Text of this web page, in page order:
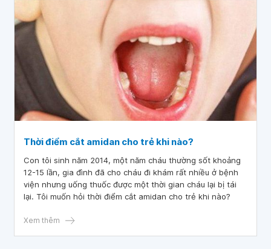
Thời điểm cắt amidan cho trẻ khi nào?
Con tôi sinh năm 2014, một năm cháu thường sốt khoảng
12-15 lần, gia đình đã cho cháu đi khám rất nhiều ở bệnh
viện nhưng uống thuốc được một thời gian cháu lại bị tái
lại. Tôi muốn hỏi thời điểm cắt amidan cho trẻ khi nào?
Xem thêm